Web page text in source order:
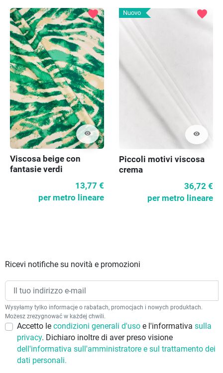
visibility
favorite
Viscosa beige con
fantasie verdi
13,77 €
per metro lineare
Nuovo
visibility
favorite
Piccoli motivi viscosa
crema
36,72 €
per metro lineare
Ricevi notifiche su novità e promozioni
Wysyłamy tylko informacje o rabatach, promocjach i nowych produktach.
Możesz zrezygnować w każdej chwili.
Accetto le condizioni generali d'uso e l'informativa sulla
privacy. Dichiaro inoltre di aver preso visione
dell'informativa sull'amministratore e sul trattamento dei
dati personali.